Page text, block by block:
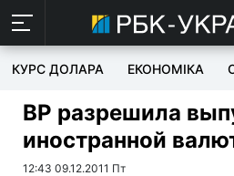
КУРС ДОЛАРА ЕКОНОМІКА
ВР разрешила
иностранной
12:43 09.12.2011 Пт